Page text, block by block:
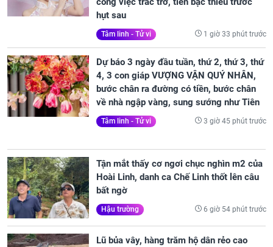
hụt sau
Tâm linh - Tử vi 1 giờ 33 phút trước
Dự báo 3 ngày đầu tuần, thứ 2, thứ 3, thứ
4, 3 con giáp VƯỢNG VẬN QUÝ NHÂN,
bước chân ra đường có tiền, bước chân
về nhà ngập vàng, sung sướng như Tiên
Tâm linh - Tử vi 3 giờ 45 phút trước
Tận mắt thấy cơ ngơi chục nghìn m2 của
Hoài Linh, danh ca Chế Linh thốt lên câu
bất ngờ
Hậu trường 6 giờ 54 phút trước
Lũ bủa vây, hàng trăm hộ dân rẻo cao